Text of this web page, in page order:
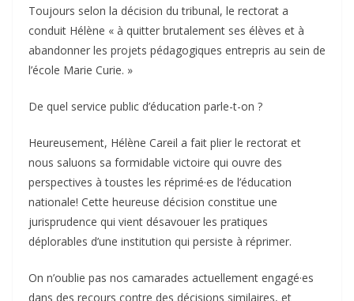
Toujours selon la décision du tribunal, le rectorat a
conduit Hélène « à quitter brutalement ses élèves et à
abandonner les projets pédagogiques entrepris au sein de
l’école Marie Curie. »
De quel service public d’éducation parle-t-on ?
Heureusement, Hélène Careil a fait plier le rectorat et
nous saluons sa formidable victoire qui ouvre des
perspectives à toustes les réprimé·es de l’éducation
nationale! Cette heureuse décision constitue une
jurisprudence qui vient désavouer les pratiques
déplorables d’une institution qui persiste à réprimer.
On n’oublie pas nos camarades actuellement engagé·es
dans des recours contre des décisions similaires, et